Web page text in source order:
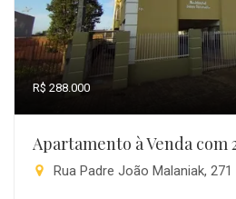
R$ 288.000
Apartamento à Venda com
Rua Padre João Malaniak, 271 -